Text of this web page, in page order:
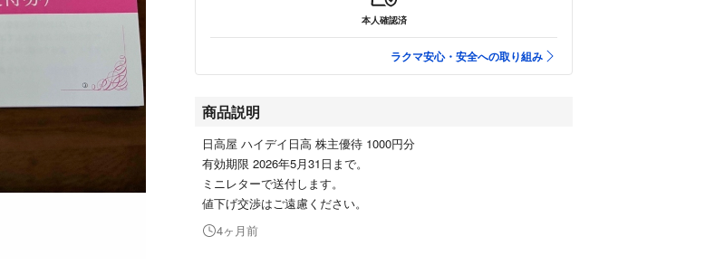
本人確認済
ラクマ安心・安全への取り組み
商品説明
日高屋 ハイデイ日高 株主優待 1000円分
有効期限 2026年5月31日まで。
ミニレターで送付します。
値下げ交渉はご遠慮ください。
4ヶ月前